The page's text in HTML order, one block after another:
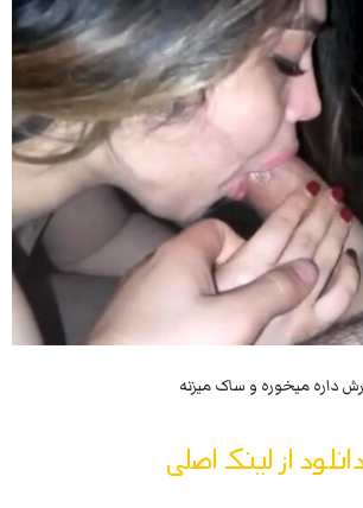
داره میخوره و ساک میزنه
از لینک اصلی